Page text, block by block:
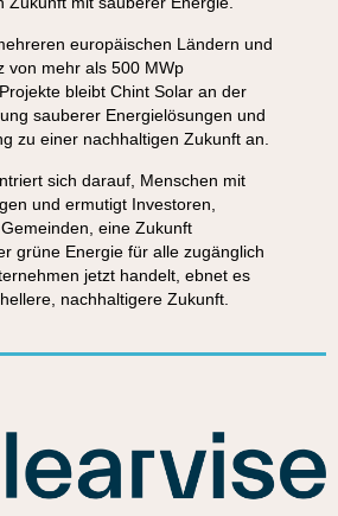
europäischen Ländern und
von mehr als 500 MWp
bleibt Chint Solar an der
sauberer Energielösungen und
zu einer nachhaltigen Zukunft an.
sich darauf, Menschen mit
und ermutigt Investoren,
eine Zukunft
grüne Energie für alle zugänglich
jetzt handelt, ebnet es
nachhaltigere Zukunft.